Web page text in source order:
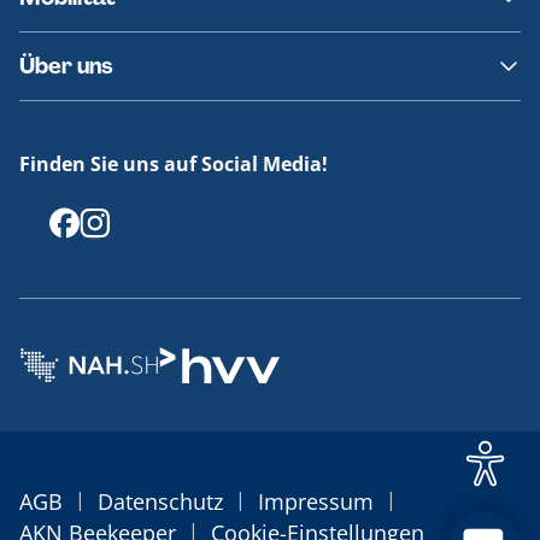
Fundsachen
Häufige Fragen
Barrierefreies Reisen
Erklärung Barrierefreiheit
Über uns
Offenlegungen
Finden Sie uns auf Social Media!
AGB | Datenschutz | Impressum |
AKN Beekeeper | Cookie-Einstellungen